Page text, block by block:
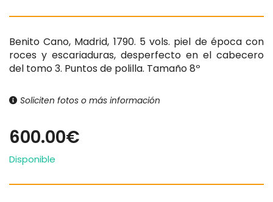
Benito Cano, Madrid, 1790. 5 vols. piel de época con
roces y escariaduras, desperfecto en el cabecero
del tomo 3. Puntos de polilla. Tamaño 8º
Soliciten fotos o más información
600.00€
Disponible